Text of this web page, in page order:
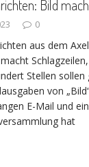
Bild
0
aus dem
Stellen
von
E-Mail und
hat